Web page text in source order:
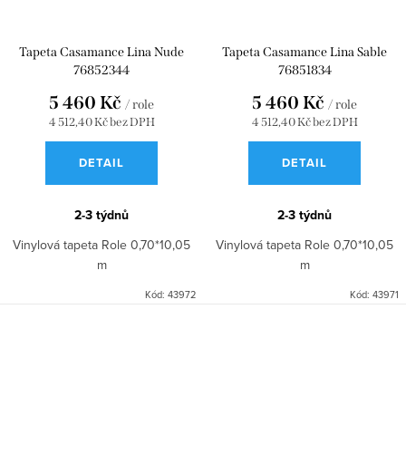
Tapeta Casamance Lina Nude
76852344
4 512,40 Kč bez DPH
5 460 Kč / role
DETAIL
2-3 týdnů
Vinylová tapeta Role 0,70*10,05
m
Kód: 43972
Tapeta Casamance Lina Sable
76851834
4 512,40 Kč bez DPH
5 460 Kč / role
DETAIL
2-3 týdnů
Vinylová tapeta Role 0,70*10,05
m
Kód: 43971